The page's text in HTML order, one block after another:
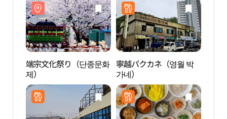
端宗文化祭り（단종문화
제）
寧越パクカネ（영월 박
가네）